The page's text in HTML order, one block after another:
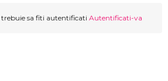
trebuie sa fiti autentificati Autentificati-va